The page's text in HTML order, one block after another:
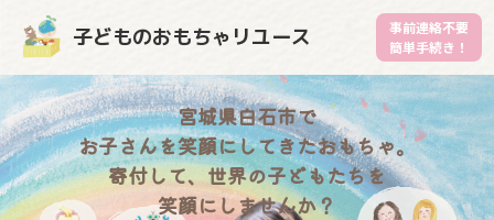
子どものおもちゃリユース
事前連絡不要
簡単手続き！
宮城県白石市で
お子さんを笑顔にしてきたおもちゃ。
寄付して、世界の子どもたちを
笑顔にしませんか？